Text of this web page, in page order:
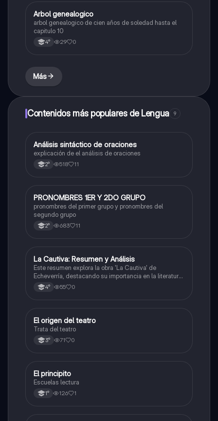
Lengua
Arbol genealogico
arbol genealogico de cien años de soledad hasta el
capitulo 10
4° 29 0
Más
Contenidos más populares de Lengua 9
Lengua
Análisis sintáctico de oraciones
explicación de el análisis de oraciones
2° 518 11
Lengua
PRONOMBRES 1ER Y 2DO GRUPO
pronombres del primer grupo y pronombres del
segundo grupo
2° 683 11
Lengua
La Cautiva: Resumen y Análisis
Este resumen explora la obra 'La Cautiva' de
Echeverría, destacando su importancia en la literatura
argentina y su narrativa sobre el amor, el sufrimiento y
la violencia en la frontera.
4° 55 0
Lengua
El origen del teatro
Trata del teatro
3° 71 0
Lengua
El principito
Escuelas lectura
1° 126 1